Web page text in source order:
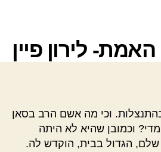
וכי מה אשם הרב בסאן
וכמובן שהיא לא היתה
הגדול בבית, הוקדש לה.